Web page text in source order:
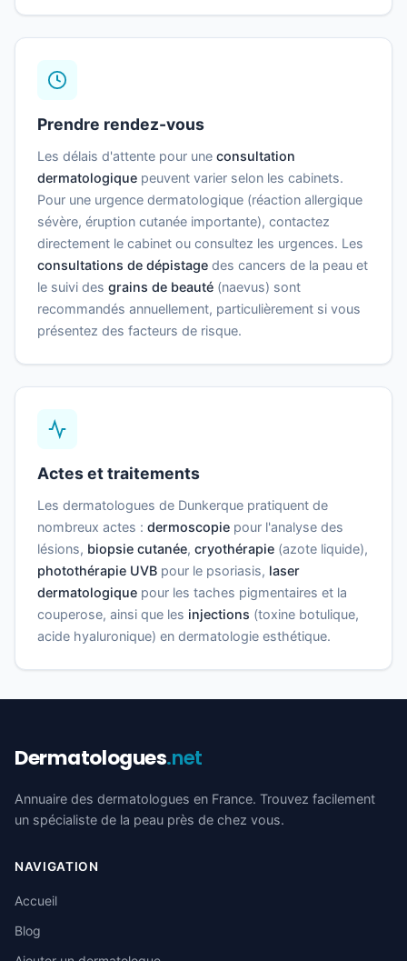
Prendre rendez-vous
Les délais d'attente pour une consultation
dermatologique peuvent varier selon les cabinets.
Pour une urgence dermatologique (réaction allergique
sévère, éruption cutanée importante), contactez
directement le cabinet ou consultez les urgences. Les
consultations de dépistage des cancers de la peau et
le suivi des grains de beauté (naevus) sont
recommandés annuellement, particulièrement si vous
présentez des facteurs de risque.
Actes et traitements
Les dermatologues de Dunkerque pratiquent de
nombreux actes : dermoscopie pour l'analyse des
lésions, biopsie cutanée, cryothérapie (azote liquide),
photothérapie UVB pour le psoriasis, laser
dermatologique pour les taches pigmentaires et la
couperose, ainsi que les injections (toxine botulique,
acide hyaluronique) en dermatologie esthétique.
Dermatologues.net
Annuaire des dermatologues en France. Trouvez facilement
un spécialiste de la peau près de chez vous.
NAVIGATION
Accueil
Blog